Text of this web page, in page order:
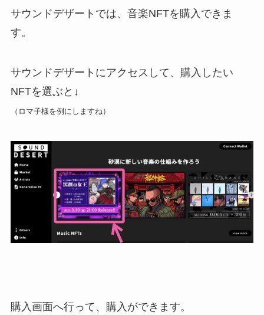
サウンドデザートでは、音楽NFTを購入できま
す。
サウンドデザートにアクセスして、購入したい
NFTを選ぶと↓
（ロマ子様を例にしますね）
購入画面へ行って、購入ができます。